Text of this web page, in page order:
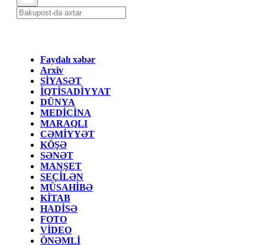
Faydalı xəbər
Arxiv
SİYASƏT
İQTİSADİYYAT
DÜNYA
MEDİCİNA
MARAQLI
CƏMİYYƏT
KÖŞƏ
SƏNƏT
MANŞET
SEÇİLƏN
MÜSAHİBƏ
KİTAB
HADİSƏ
FOTO
VİDEO
ÖNƏMLİ